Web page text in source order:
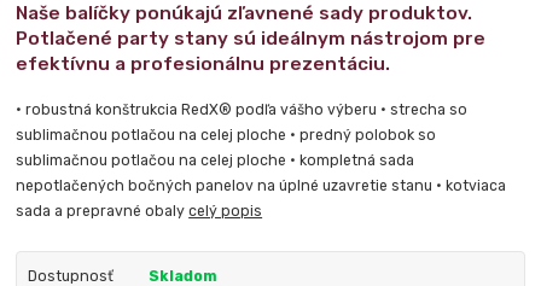
Naše balíčky ponúkajú zľavnené sady produktov.
Potlačené party stany sú ideálnym nástrojom pre
efektívnu a profesionálnu prezentáciu.
• robustná konštrukcia RedX® podľa vášho výberu • strecha so
sublimačnou potlačou na celej ploche • predný polobok so
sublimačnou potlačou na celej ploche • kompletná sada
nepotlačených bočných panelov na úplné uzavretie stanu • kotviaca
sada a prepravné obalycelý popis
Dostupnosť Skladom